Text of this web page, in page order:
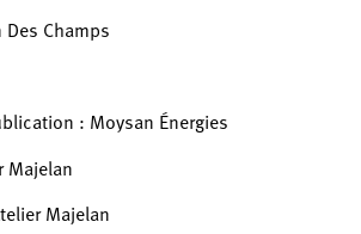
Champs
: Moysan Énergies
Majelan
Majelan